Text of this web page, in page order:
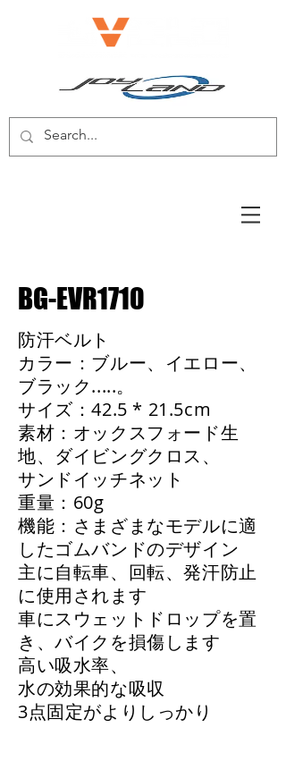
BG-EVR1710
防汗ベルト
カラー：ブルー、イエロー、
ブラック.....。
サイズ：42.5 * 21.5cm
素材：オックスフォード生
地、ダイビングクロス、
サンドイッチネット
重量：60g
機能：さまざまなモデルに適
したゴムバンドのデザイン
主に自転車、回転、発汗防止
に使用されます
車にスウェットドロップを置
き、バイクを損傷します
高い吸水率、
水の効果的な吸収
3点固定がよりしっかり